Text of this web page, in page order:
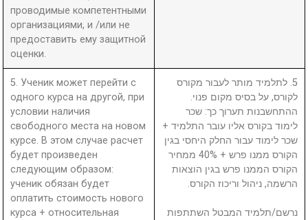
проводимые компетентными
организациями, и /или не
предоставить ему защитной
оценки.
5. Ученик может перейти с
одного курса на другой, при
условии наличия
свободного места на новом
курсе. В этом случае расчет
будет произведен
следующим образом:
ученик обязан будет
оплатить стоимость нового
курса + относительная
5. לתלמיד מותר לעבור מקורס
לקורס, על בסיס מקום פנוי.
ההתחשבנות תערוך כך: שכר
לימוד בקורס אליו עובר התלמיד +
שכר לימוד עבור החלק היחסי בגין
הקורס ממנו פרש + 40% ממחיר
הקורס הממנו פרש בגין הוצאות
הרשמה, ניהול וריכוז הקורס.
נרשם/תלמיד המבטל השתתפות